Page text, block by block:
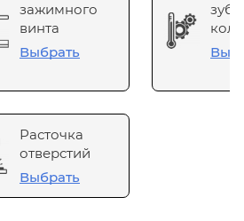
зажимного
винта
Выбрать
Расточка
отверстий
Выбрать